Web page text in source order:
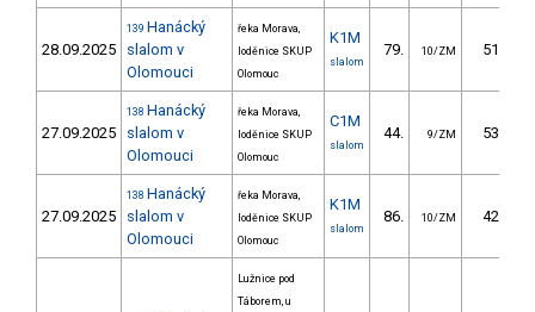
28.09.2025
139 Hanácký
slalom v
Olomouci
řeka Morava,
loděnice SKUP
Olomouc
K1M
slalom
79. 10/ZM 51.00
27.09.2025
138 Hanácký
slalom v
Olomouci
řeka Morava,
loděnice SKUP
Olomouc
C1M
slalom
44. 9/ZM 53.30
27.09.2025
138 Hanácký
slalom v
Olomouci
řeka Morava,
loděnice SKUP
Olomouc
K1M
slalom
86. 10/ZM 42.80
Lužnice pod
Táborem, u